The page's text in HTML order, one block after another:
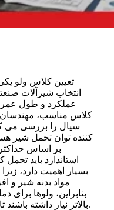
تعیین کلاس ولو
انتخاب شیرآلات
عملکرد و طول
کلاس مناسب، مهندسان
سیال را بررسی می
کننده توان تحمل شیر
بر اساس
استاندارد باید
بسیار اهمیت دارد،
مواد بدنه شیر و
بنابراین، ولوها
بالاتر نیاز داشته باشند تا ایمنی و عملکرد صحیح حفظ شود.